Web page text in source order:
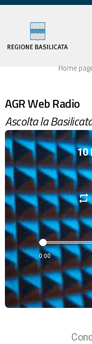
Home
AGR Web Radio
Ascolta la
10
repeat
0:00